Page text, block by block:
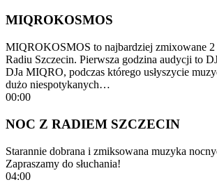
MIQROKOSMOS
MIQROKOSMOS to najbardziej zmixowane
Radiu Szczecin. Pierwsza godzina audycji to
DJa MIQRO, podczas którego usłyszycie
dużo niespotykanych…
00:00
NOC Z RADIEM SZCZECIN
Starannie dobrana i zmiksowana muzyka
Zapraszamy do słuchania!
04:00